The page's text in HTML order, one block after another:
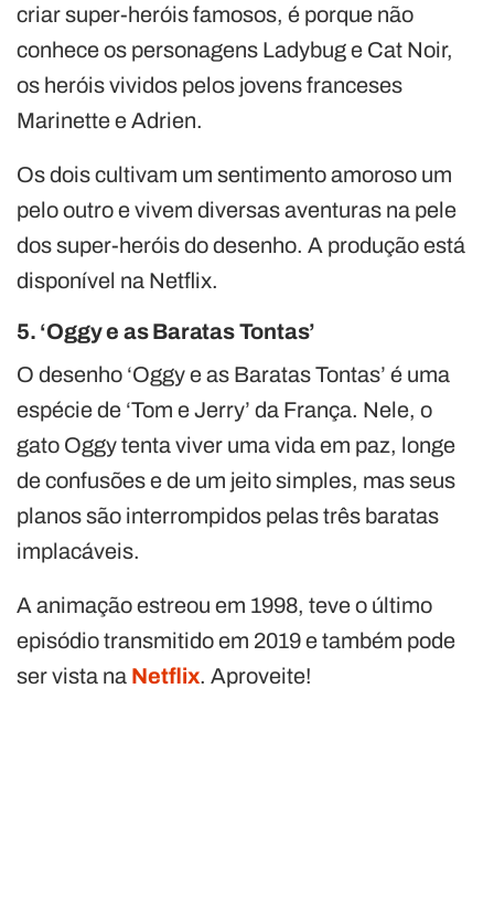
criar super-heróis famosos, é porque não
conhece os personagens Ladybug e Cat Noir,
os heróis vividos pelos jovens franceses
Marinette e Adrien.
Os dois cultivam um sentimento amoroso um
pelo outro e vivem diversas aventuras na pele
dos super-heróis do desenho. A produção está
disponível na Netflix.
5. ‘Oggy e as Baratas Tontas’
O desenho ‘Oggy e as Baratas Tontas’ é uma
espécie de ‘Tom e Jerry’ da França. Nele, o
gato Oggy tenta viver uma vida em paz, longe
de confusões e de um jeito simples, mas seus
planos são interrompidos pelas três baratas
implacáveis.
A animação estreou em 1998, teve o último
episódio transmitido em 2019 e também pode
ser vista na Netflix. Aproveite!